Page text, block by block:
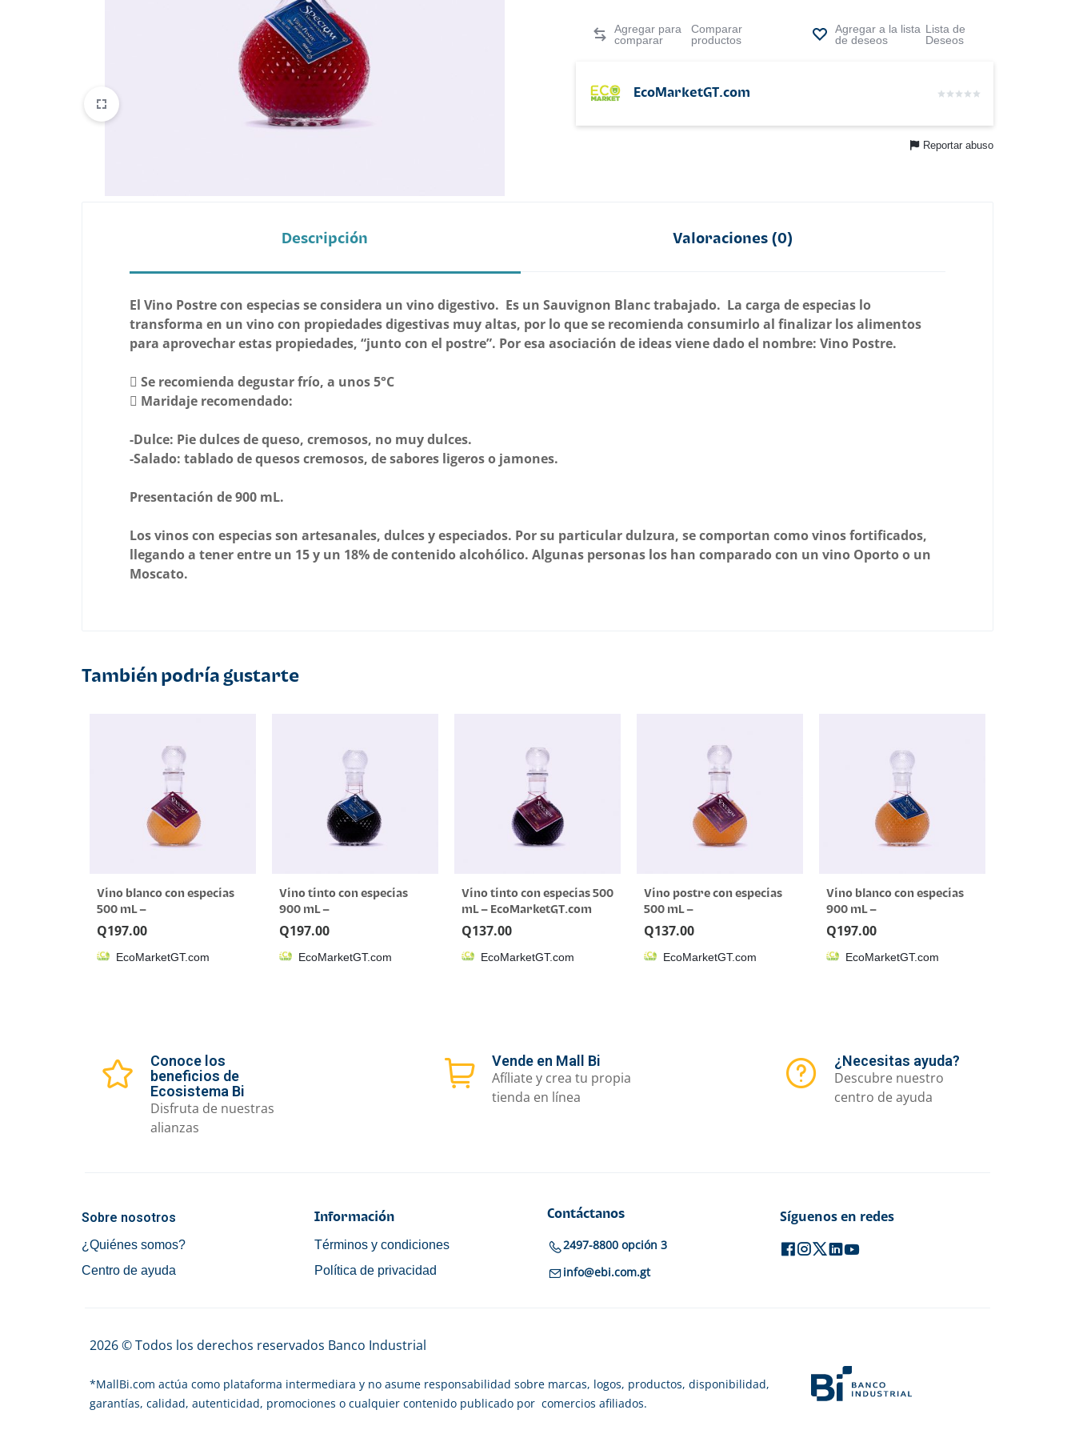
Electrónicos y Accesorios
Comparar
productos
Lista de
Deseos
EcoMarketGT.com
Reportar abuso
Descripción Valoraciones (0)
El Vino Postre con especias se considera un vino digestivo. Es un Sauvignon Blanc trabajado. La carga de especias lo
transforma en un vino con propiedades digestivas muy altas, por lo que se recomienda consumirlo al finalizar los alimentos
para aprovechar estas propiedades, “junto con el postre”. Por esa asociación de ideas viene dado el nombre: Vino Postre.
 Se recomienda degustar frío, a unos 5°C
 Maridaje recomendado:
-Dulce: Pie dulces de queso, cremosos, no muy dulces.
-Salado: tablado de quesos cremosos, de sabores ligeros o jamones.
Presentación de 900 mL.
Los vinos con especias son artesanales, dulces y especiados. Por su particular dulzura, se comportan como vinos fortificados,
llegando a tener entre un 15 y un 18% de contenido alcohólico. Algunas personas los han comparado con un vino Oporto o un
Moscato.
También podría gustarte
Vino blanco con especias
500 mL –
EcoMarketGT.com
Q197.00
EcoMarketGT.com
Vino tinto con especias
900 mL –
EcoMarketGT.com
Q197.00
EcoMarketGT.com
Vino tinto con especias 500
mL – EcoMarketGT.com
Q137.00
EcoMarketGT.com
Vino postre con especias
500 mL –
EcoMarketGT.com
Q137.00
EcoMarketGT.com
Vino blanco con especias
900 mL –
EcoMarketGT.com
Q197.00
EcoMarketGT.com
Conoce los
beneficios de
Ecosistema Bi
Disfruta de nuestras
alianzas
Vende en Mall Bi
Afíliate y crea tu propia
tienda en línea
¿Necesitas ayuda?
Descubre nuestro
centro de ayuda
Sobre nosotros
¿Quiénes somos?
Centro de ayuda
Información
Términos y condiciones
Política de privacidad
Contáctanos
2497-8800 opción 3
info@ebi.com.gt
Síguenos en redes
2026 © Todos los derechos reservados Banco Industrial
*MallBi.com actúa como plataforma intermediara y no asume responsabilidad sobre marcas, logos, productos, disponibilidad,
garantías, calidad, autenticidad, promociones o cualquier contenido publicado por comercios afiliados.